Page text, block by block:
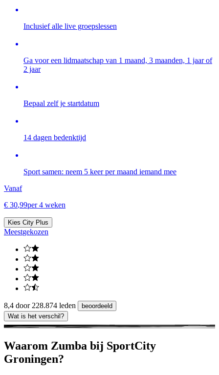
Inclusief alle live groepslessen
Ga voor een lidmaatschap van 1 maand, 3 maanden, 1 jaar of
2 jaar
Bepaal zelf je startdatum
14 dagen bedenktijd
Sport samen: neem 5 keer per maand iemand mee
Vanaf
€ 30,99per 4 weken
Kies City Plus
Meestgekozen
8,4 door 228.874 leden
beoordeeld
Wat is het verschil?
Waarom Zumba bij SportCity
Groningen?